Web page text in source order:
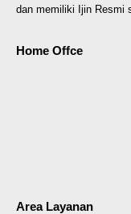
dan memiliki Ijin Resmi
Home Offce
Area Layanan